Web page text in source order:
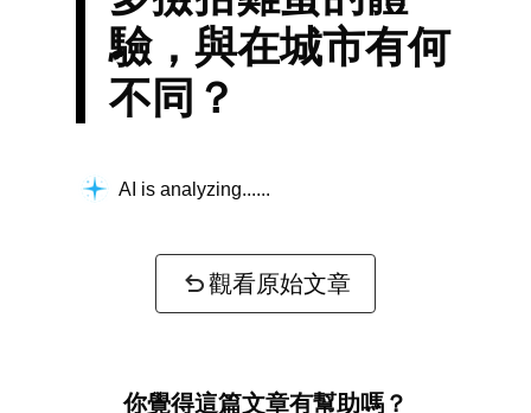
驗，與在城市有何
不同？
AI is analyzing...
觀看原始文章
你覺得這篇文章有幫助嗎？